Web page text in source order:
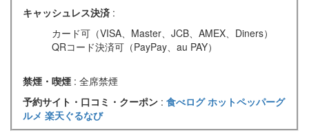
キャッシュレス決済 :
カード可（VISA、Master、JCB、AMEX、Diners）
QRコード決済可（PayPay、au PAY）
禁煙・喫煙 : 全席禁煙
予約サイト・口コミ・クーポン : 食べログホットペッパーグ
ルメ 楽天ぐるなび